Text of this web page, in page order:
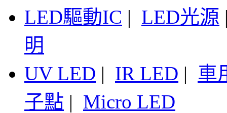
LED驅動IC | LED光源
明
UV LED | IR LED | 車
子點 | Micro LED